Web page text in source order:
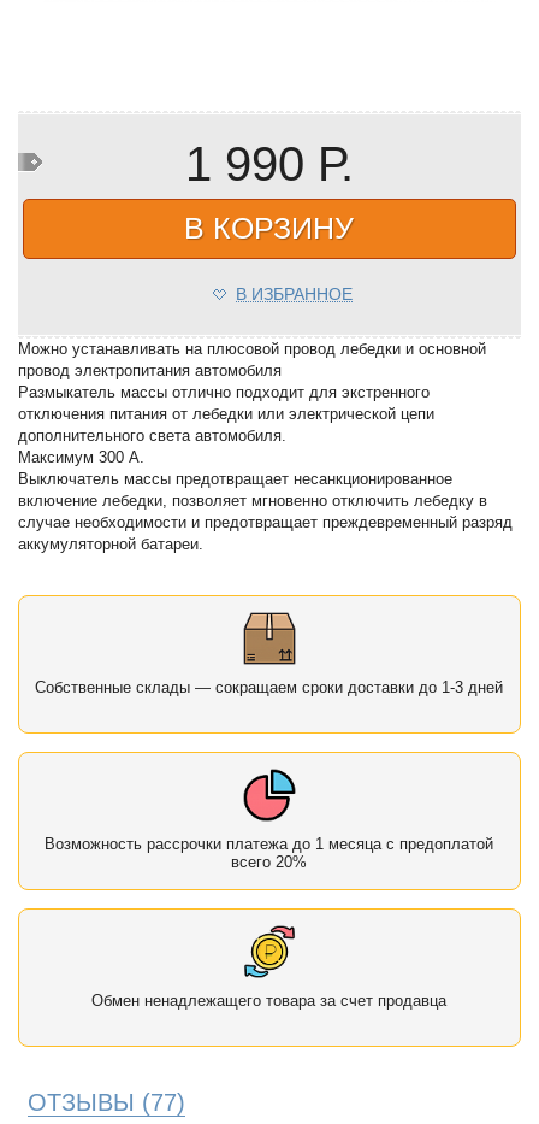
1 990 Р.
В КОРЗИНУ
В ИЗБРАННОЕ
Можно устанавливать на плюсовой провод лебедки и основной
провод электропитания автомобиля
Размыкатель массы отлично подходит для экстренного
отключения питания от лебедки или электрической цепи
дополнительного света автомобиля.
Максимум 300 А.
Выключатель массы предотвращает несанкционированное
включение лебедки, позволяет мгновенно отключить лебедку в
случае необходимости и предотвращает преждевременный разряд
аккумуляторной батареи.
Собственные склады — сокращаем сроки доставки до 1-3 дней
Возможность рассрочки платежа до 1 месяца с предоплатой
всего 20%
Обмен ненадлежащего товара за счет продавца
ОТЗЫВЫ (77)